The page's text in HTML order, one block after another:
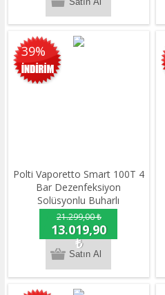
39%
Polti Vaporetto Smart 100T 4
Bar Dezenfeksiyon
Solüsyonlu Buharlı
Temizleyici
21.299,00 ₺
13.019,90
₺